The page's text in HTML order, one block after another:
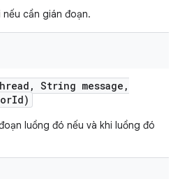
cần gián đoạn.
, String message ,
Id)
luồng đó nếu và khi luồng đó